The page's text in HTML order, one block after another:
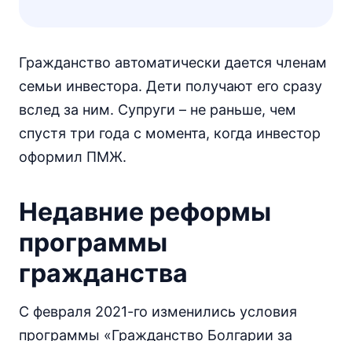
Гражданство автоматически дается членам
семьи инвестора. Дети получают его сразу
вслед за ним. Супруги – не раньше, чем
спустя три года с момента, когда инвестор
оформил ПМЖ.
Недавние реформы
программы
гражданства
С февраля 2021-го изменились условия
программы «Гражданство Болгарии за